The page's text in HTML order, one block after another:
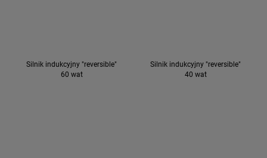
Silnik indukcyjny "reversible"
60 wat
Silnik indukcyjny "reversible"
40 wat